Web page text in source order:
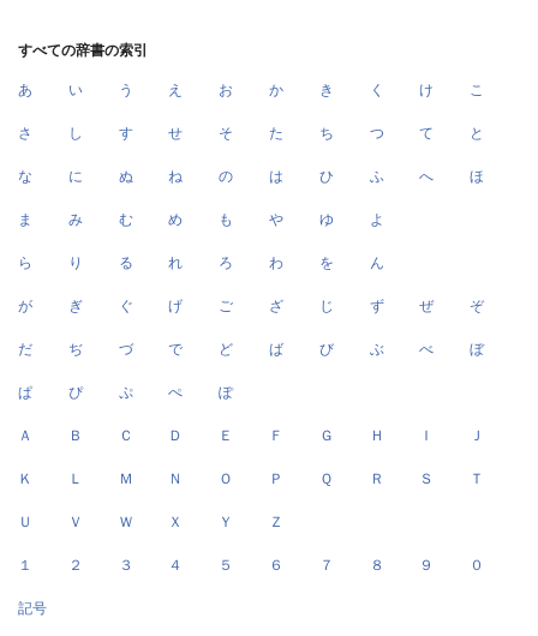
すべての辞書の索引
あ い う え お か き く け こ
さ し す せ そ た ち つ て と
な に ぬ ね の は ひ ふ へ ほ
ま み む め も や ゆ よ
ら り る れ ろ わ を ん
が ぎ ぐ げ ご ざ じ ず ぜ ぞ
だ ぢ づ で ど ば び ぶ べ ぼ
ぱ ぴ ぷ ぺ ぽ
Ａ Ｂ Ｃ Ｄ Ｅ Ｆ Ｇ Ｈ Ｉ Ｊ
Ｋ Ｌ Ｍ Ｎ Ｏ Ｐ Ｑ Ｒ Ｓ Ｔ
Ｕ Ｖ Ｗ Ｘ Ｙ Ｚ
１ ２ ３ ４ ５ ６ ７ ８ ９ ０
記号